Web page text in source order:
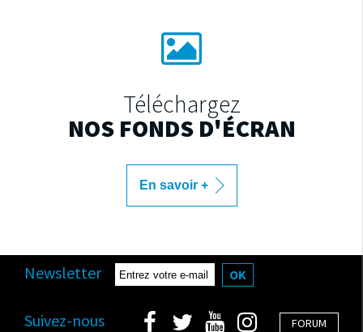
Téléchargez
NOS FONDS D'ÉCRAN
En savoir +
Newsletter OK
FORUM
Suivez-nous